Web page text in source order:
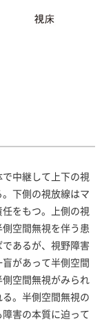
中継して上下の視
下側の視放線はマ
をもつ。上側の視
空間無視を伴う患
あるが、視野障害
があって半側空間
空間無視がみられ
。半側空間無視の
害の本質に迫って